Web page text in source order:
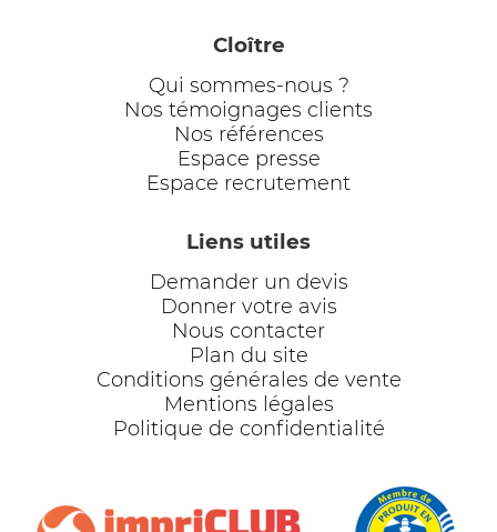
Cloître
Qui sommes-nous ?
Nos témoignages clients
Nos références
Espace presse
Espace recrutement
Liens utiles
Demander un devis
Donner votre avis
Nous contacter
Plan du site
Conditions générales de vente
Mentions légales
Politique de confidentialité